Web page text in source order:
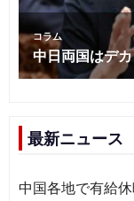
最新ニュース
中国各地で有給